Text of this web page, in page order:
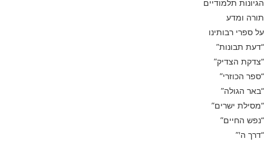
הגיונות תלמודיים
תורה ומדע
על ספרי רבותינו
“דעת תבונות”
“צדקת הצדיק”
“ספר הכוזרי”
“באר הגולה”
“מסילת ישרים”
“נפש החיים”
“דרך ה'”